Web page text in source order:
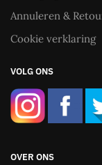
Annuleren &
Cookie verklaring
VOLG ONS
OVER ONS